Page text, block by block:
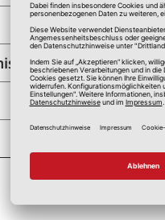
Beanspruchung